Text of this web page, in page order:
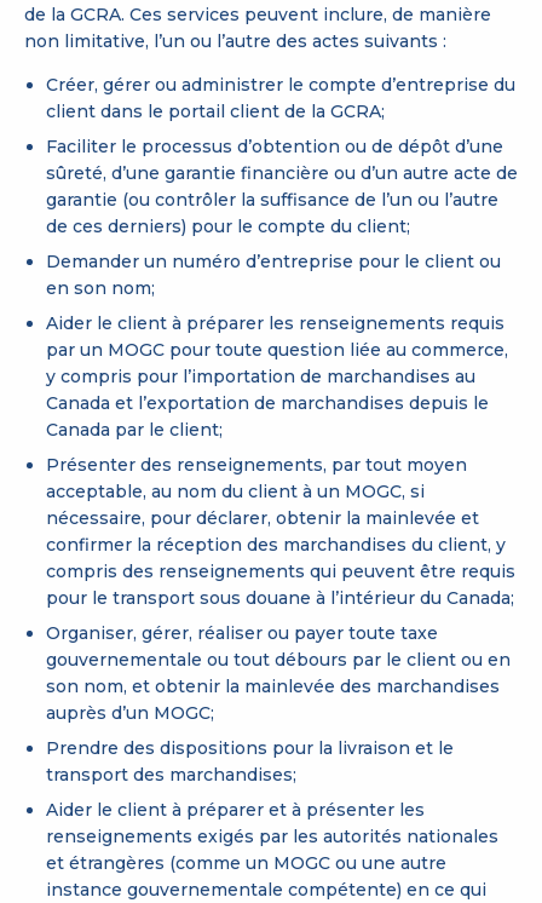
de la GCRA. Ces services peuvent inclure, de manière
non limitative, l’un ou l’autre des actes suivants :
Créer, gérer ou administrer le compte d’entreprise du
client dans le portail client de la GCRA;
Faciliter le processus d’obtention ou de dépôt d’une
sûreté, d’une garantie financière ou d’un autre acte de
garantie (ou contrôler la suffisance de l’un ou l’autre
de ces derniers) pour le compte du client;
Demander un numéro d’entreprise pour le client ou
en son nom;
Aider le client à préparer les renseignements requis
par un MOGC pour toute question liée au commerce,
y compris pour l’importation de marchandises au
Canada et l’exportation de marchandises depuis le
Canada par le client;
Présenter des renseignements, par tout moyen
acceptable, au nom du client à un MOGC, si
nécessaire, pour déclarer, obtenir la mainlevée et
confirmer la réception des marchandises du client, y
compris des renseignements qui peuvent être requis
pour le transport sous douane à l’intérieur du Canada;
Organiser, gérer, réaliser ou payer toute taxe
gouvernementale ou tout débours par le client ou en
son nom, et obtenir la mainlevée des marchandises
auprès d’un MOGC;
Prendre des dispositions pour la livraison et le
transport des marchandises;
Aider le client à préparer et à présenter les
renseignements exigés par les autorités nationales
et étrangères (comme un MOGC ou une autre
instance gouvernementale compétente) en ce qui